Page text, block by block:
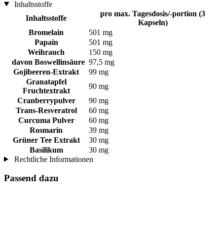
Inhaltsstoffe
Inhaltsstoffe
pro max. Tagesdosis/-portion (3
Kapseln)
Bromelain
501 mg
Papain
501 mg
Weihrauch
150 mg
davon Boswellinsäure 97,5 mg
Gojibeeren-Extrakt
99 mg
Granatapfel
Fruchtextrakt
90 mg
Cranberrypulver
90 mg
Trans-Resveratrol
60 mg
Curcuma Pulver
60 mg
Rosmarin
39 mg
Grüner Tee Extrakt
30 mg
Basilikum
30 mg
Rechtliche Informationen
Passend dazu